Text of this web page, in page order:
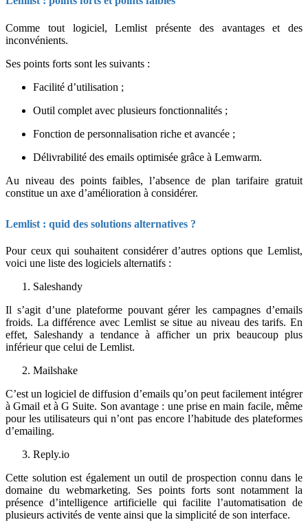
Comme tout logiciel, Lemlist présente des avantages et des
inconvénients.
Ses points forts sont les suivants :
Facilité d’utilisation ;
Outil complet avec plusieurs fonctionnalités ;
Fonction de personnalisation riche et avancée ;
Délivrabilité des emails optimisée grâce à Lemwarm.
Au niveau des points faibles, l’absence de plan tarifaire gratuit
constitue un axe d’amélioration à considérer.
Lemlist : quid des solutions alternatives ?
Pour ceux qui souhaitent considérer d’autres options que Lemlist,
voici une liste des logiciels alternatifs :
Saleshandy
Il s’agit d’une plateforme pouvant gérer les campagnes d’emails
froids. La différence avec Lemlist se situe au niveau des tarifs. En
effet, Saleshandy a tendance à afficher un prix beaucoup plus
inférieur que celui de Lemlist.
Mailshake
C’est un logiciel de diffusion d’emails qu’on peut facilement intégrer
à Gmail et à G Suite. Son avantage : une prise en main facile, même
pour les utilisateurs qui n’ont pas encore l’habitude des plateformes
d’emailing.
Reply.io
Cette solution est également un outil de prospection connu dans le
domaine du webmarketing. Ses points forts sont notamment la
présence d’intelligence artificielle qui facilite l’automatisation de
plusieurs activités de vente ainsi que la simplicité de son interface.